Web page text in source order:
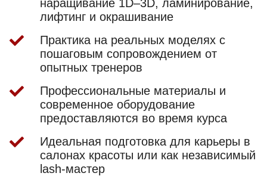
наращивание 1D–3D, ламинирование,
лифтинг и окрашивание
Практика на реальных моделях с
пошаговым сопровождением от
опытных тренеров
Профессиональные материалы и
современное оборудование
предоставляются во время курса
Идеальная подготовка для карьеры в
салонах красоты или как независимый
lash-мастер